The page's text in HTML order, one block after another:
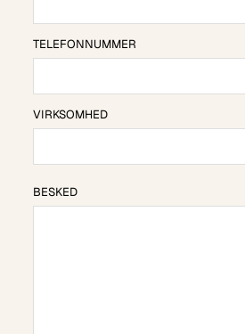
TELEFONNUMMER
VIRKSOMHED
BESKED
BESKED